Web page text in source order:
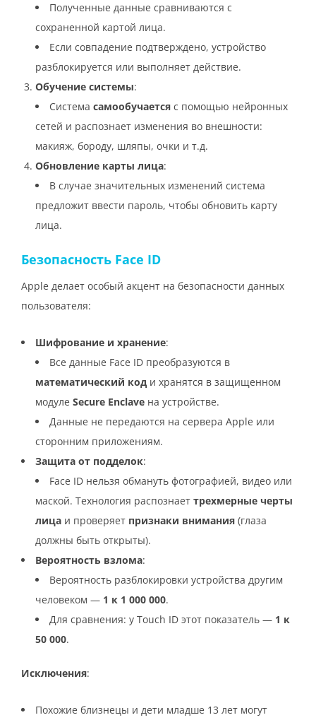
Полученные данные сравниваются с
сохраненной картой лица.
Если совпадение подтверждено, устройство
разблокируется или выполняет действие.
Обучение системы:
Система самообучается с помощью нейронных
сетей и распознает изменения во внешности:
макияж, бороду, шляпы, очки и т.д.
Обновление карты лица:
В случае значительных изменений система
предложит ввести пароль, чтобы обновить карту
лица.
Безопасность Face ID
Apple делает особый акцент на безопасности данных
пользователя:
Шифрование и хранение:
Все данные Face ID преобразуются в
математический код и хранятся в защищенном
модуле Secure Enclave на устройстве.
Данные не передаются на сервера Apple или
сторонним приложениям.
Защита от подделок:
Face ID нельзя обмануть фотографией, видео или
маской. Технология распознает трехмерные черты
лица и проверяет признаки внимания (глаза
должны быть открыты).
Вероятность взлома:
Вероятность разблокировки устройства другим
человеком — 1 к 1 000 000.
Для сравнения: у Touch ID этот показатель — 1 к
50 000.
Исключения:
Похожие близнецы и дети младше 13 лет могут